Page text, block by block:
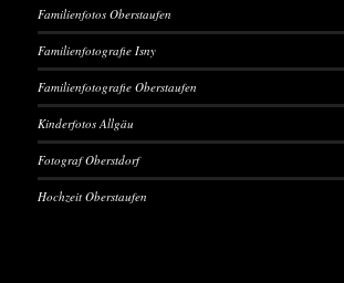
Familienfotos Oberstaufen
Familienfotografie Isny
Familienfotografie Oberstaufen
Kinderfotos Allgäu
Fotograf Oberstdorf
Hochzeit Oberstaufen